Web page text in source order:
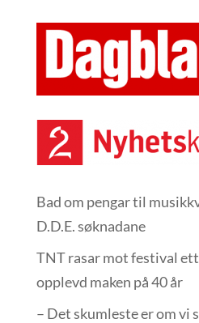
Bad om pengar til
D.D.E. søknadane
TNT rasar mot festival
opplevd maken på 40 år
– Det skumleste er om vi